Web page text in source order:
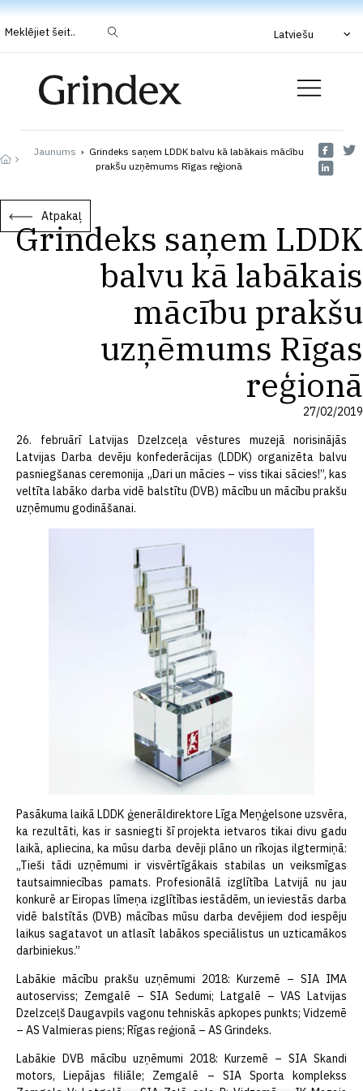
Meklējiet šeit.. Latviešu
Jaunums › Grindeks saņem LDDK balvu kā labākais mācību
prakšu uzņēmums Rīgas reģionā
Atpakaļ
Grindeks saņem LDDK
balvu kā labākais
mācību prakšu
uzņēmums Rīgas
reģionā
27/02/2019
26. februārī Latvijas Dzelzceļa vēstures muzejā norisinājās
Latvijas Darba devēju konfederācijas (LDDK) organizēta balvu
pasniegšanas ceremonija „Dari un mācies – viss tikai sācies!”, kas
veltīta labāko darba vidē balstītu (DVB) mācību un mācību prakšu
uzņēmumu godināšanai.
Pasākuma laikā LDDK ģenerāldirektore Līga Meņģelsone uzsvēra,
ka rezultāti, kas ir sasniegti šī projekta ietvaros tikai divu gadu
laikā, apliecina, ka mūsu darba devēji plāno un rīkojas ilgtermiņā:
„Tieši tādi uzņēmumi ir visvērtīgākais stabilas un veiksmīgas
tautsaimniecības pamats. Profesionālā izglītība Latvijā nu jau
konkurē ar Eiropas līmeņa izglītības iestādēm, un ieviestās darba
vidē balstītās (DVB) mācības mūsu darba devējiem dod iespēju
laikus sagatavot un atlasīt labākos speciālistus un uzticamākos
darbiniekus.”
Labākie mācību prakšu uzņēmumi 2018: Kurzemē – SIA IMA
autoserviss; Zemgalē – SIA Sedumi; Latgalē – VAS Latvijas
Dzelzceļš Daugavpils vagonu tehniskās apkopes punkts; Vidzemē
– AS Valmieras piens; Rīgas reģionā – AS Grindeks.
Labākie DVB mācību uzņēmumi 2018: Kurzemē – SIA Skandi
motors, Liepājas filiāle; Zemgalē – SIA Sporta komplekss